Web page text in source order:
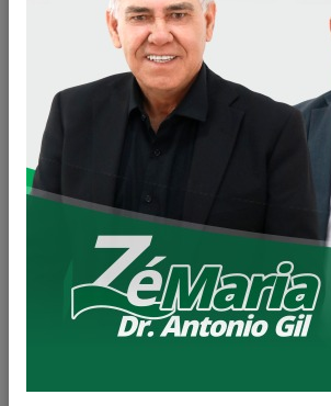
PREFEITURA EM AÇÃO
PAVIMENTAÇÃO RURAL
Com muito esforço as coisas começam a
estão virando realidade no nosso